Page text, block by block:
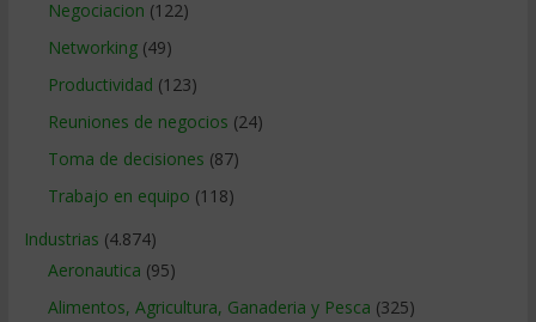
Negociacion (122)
Networking(49)
Productividad (123)
Reuniones de negocios (24)
Toma de decisiones (87)
Trabajo en equipo (118)
Industrias (4.874)
Aeronautica (95)
Alimentos, Agricultura, Ganaderia y Pesca (325)